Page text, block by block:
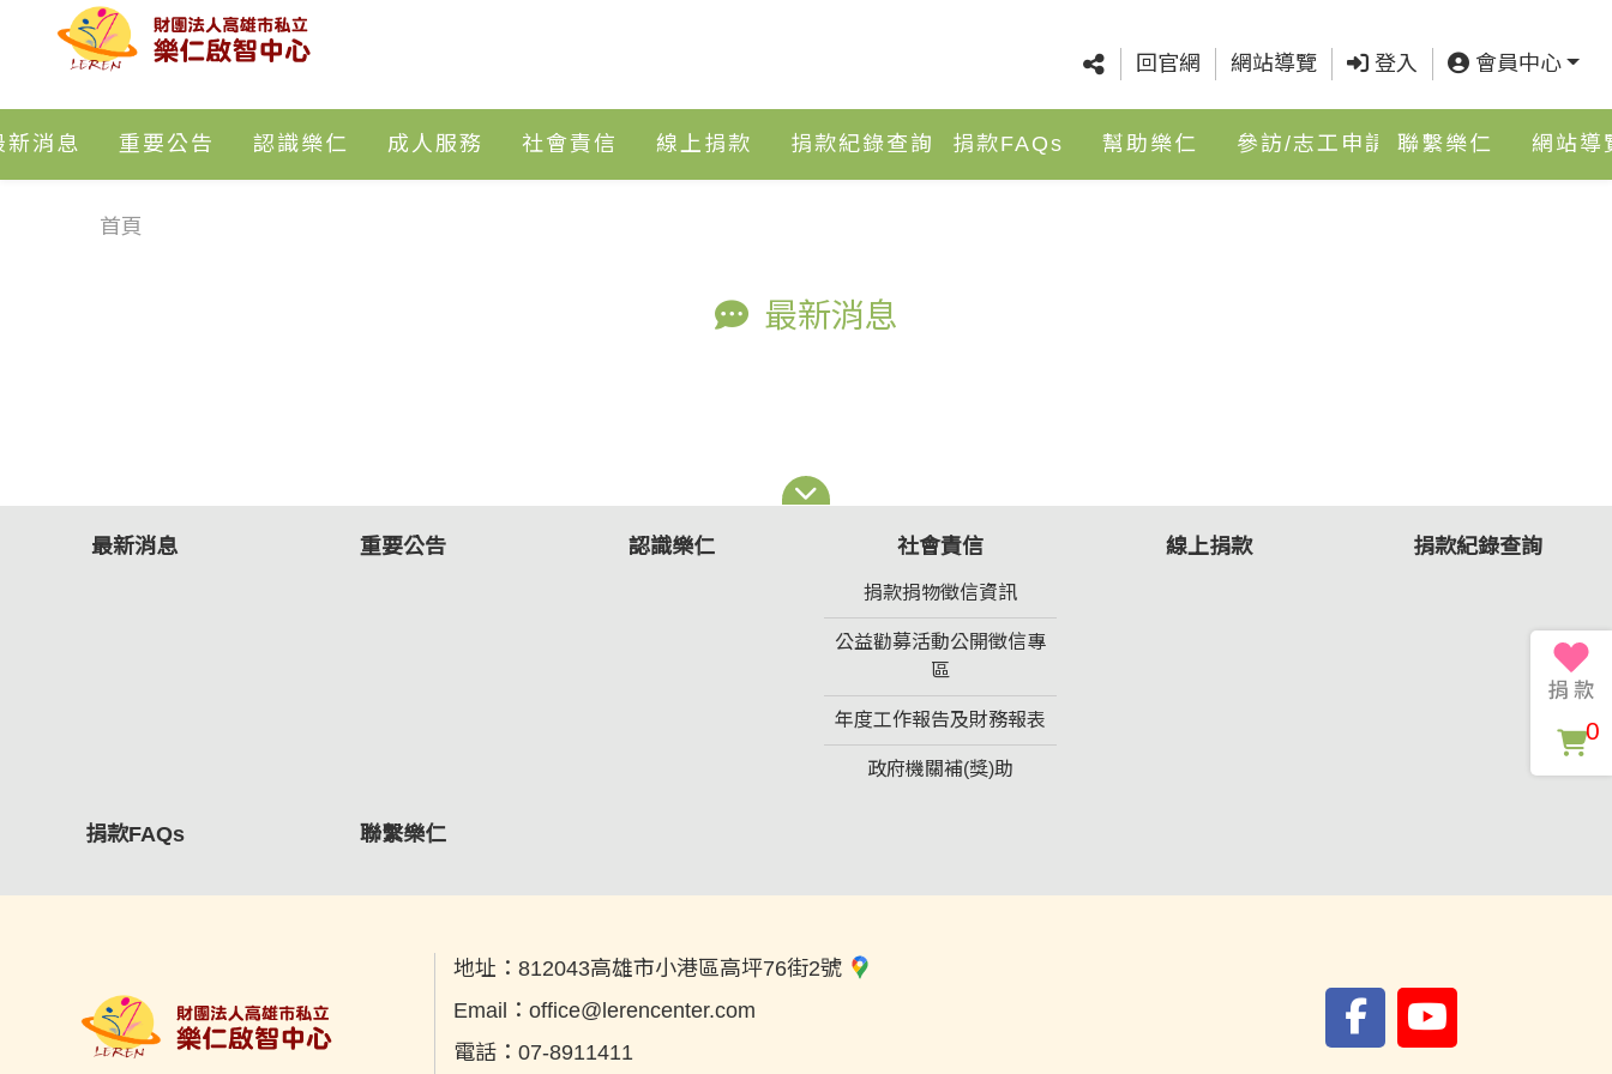
回官網 網站導覽 登入 會員中心
新消息 重要公告 認識樂仁 成人服務 社會責信 線上捐款 捐款紀錄查詢 捐款FAQs 幫助樂仁 參訪/志工申請 聯繫樂仁 網站導
首頁
最新消息
最新消息 重要公告 認識樂仁 社會責信
捐款捐物徵信資訊
公益勸募活動公開徵信專
區
年度工作報告及財務報表
政府機關補(獎)助
線上捐款 捐款紀錄查詢
捐款FAQs 聯繫樂仁
地址： 812043高雄市小港區高坪76街2號
Email： office@lerencenter.com
電話： 07-8911411
0